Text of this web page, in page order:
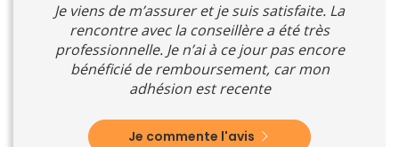
Je viens de m’assurer et je suis satisfaite. La
rencontre avec la conseillère a été très
professionnelle. Je n’ai à ce jour pas encore
bénéficié de remboursement, car mon
adhésion est recente
Je commente l'avis